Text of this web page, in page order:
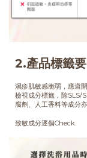
2.產品標籤
濕疹肌敏感脆弱，應避
檢視成分標籤，除SLS/
腐劑、人工香料等成分
致敏成分逐個Check